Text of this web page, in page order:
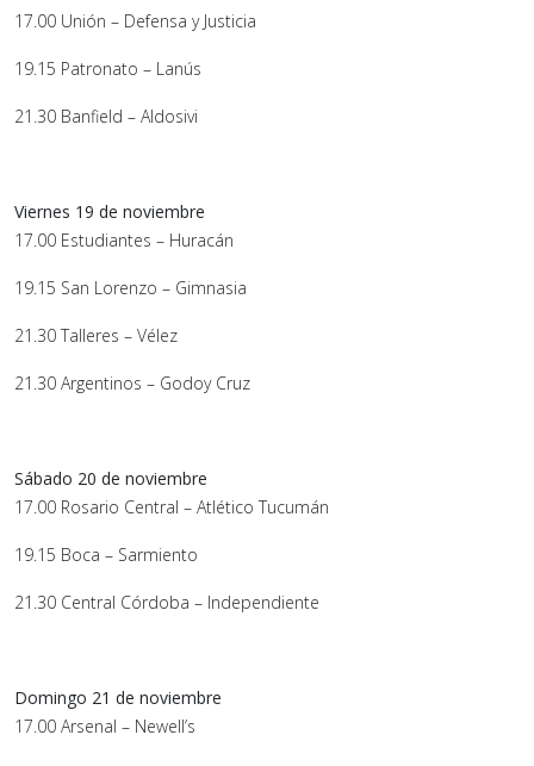
17.00 Unión – Defensa y Justicia
19.15 Patronato – Lanús
21.30 Banfield – Aldosivi
Viernes 19 de noviembre
17.00 Estudiantes – Huracán
19.15 San Lorenzo – Gimnasia
21.30 Talleres – Vélez
21.30 Argentinos – Godoy Cruz
Sábado 20 de noviembre
17.00 Rosario Central – Atlético Tucumán
19.15 Boca – Sarmiento
21.30 Central Córdoba – Independiente
Domingo 21 de noviembre
17.00 Arsenal – Newell’s